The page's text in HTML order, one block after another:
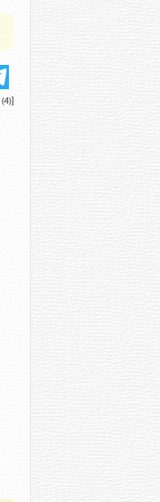
(4)]